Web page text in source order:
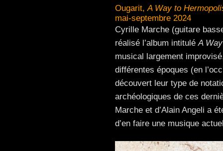
Ougarit,A Way to
mai-septembre 2024
Cyrille Marche (guitare
réalisé l’album intituléA
musical largement
différentes époques (en
découvert leur type de
archéologiques de ces
Marche et d’Alain Angeli a
d’en faire une musique